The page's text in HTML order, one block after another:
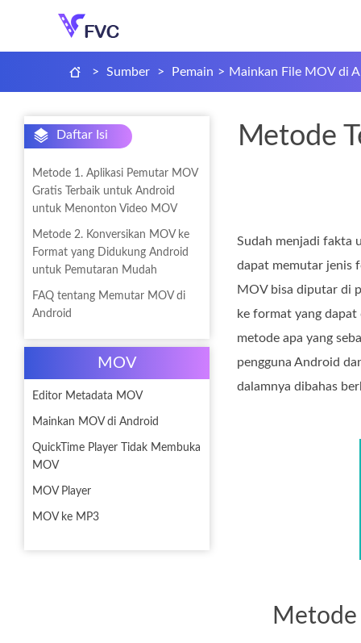
> Sumber > Pemain > Mainkan File MOV di
Daftar Isi
Metode 1. Aplikasi Pemutar MOV
Gratis Terbaik untuk Android
untuk Menonton Video MOV
Metode 2. Konversikan MOV ke
Format yang Didukung Android
untuk Pemutaran Mudah
FAQ tentang Memutar MOV di
Android
MOV
Editor Metadata MOV
Mainkan MOV di Android
QuickTime Player Tidak Membuka
MOV
MOV Player
MOV ke MP3
Metode
Sudah menjadi fakta
dapat memutar jenis
MOV bisa diputar di
ke format yang
metode apa yang
pengguna Android
dalamnya dibahas